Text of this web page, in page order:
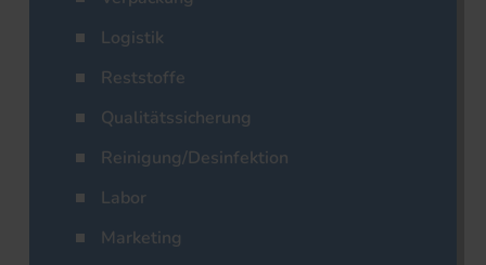
Logistik
Reststoffe
Qualitätssicherung
Reinigung/Desinfektion
Labor
Marketing